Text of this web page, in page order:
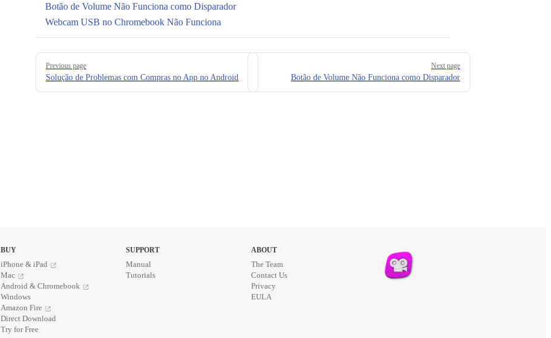
Botão de Volume Não Funciona como Disparador
Webcam USB no Chromebook Não Funciona
Pager
Previous page
Solução de Problemas com Compras no App no Android
Next page
Botão de Volume Não Funciona como Disparador
BUY
iPhone & iPad
Mac
Android & Chromebook
Windows
Amazon Fire
Direct Download
Try for Free
SUPPORT
Manual
Tutorials
ABOUT
The Team
Contact Us
Privacy
EULA